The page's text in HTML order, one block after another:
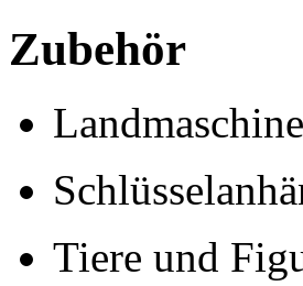
Zubehör
Tiere und